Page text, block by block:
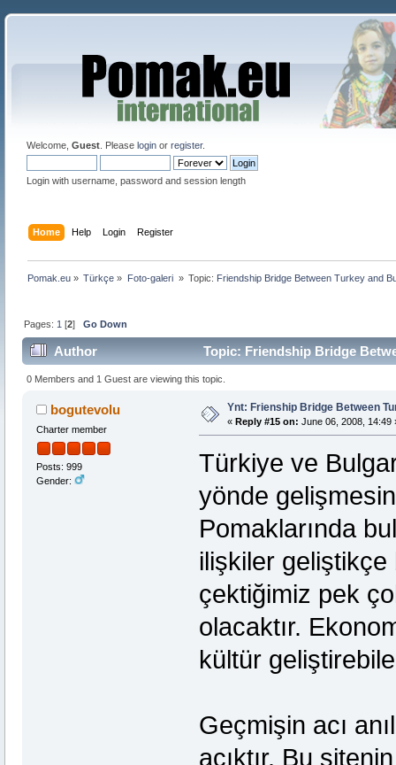
Welcome, Guest. Please loginor register.
Login with username, password and session length
Home Help Login Register
Pomak.eu » Türkçe » Foto-galeri » Topic: Friendship Bridge Between Turkey and
Pages: 1 [2]Go Down
Author Topic: Friendship Bridge
0 Members and 1 Guest are viewing this topic.
bogutevolu
Charter member
Posts: 999
Gender:
Ynt: Frienship Bridge Between
« Reply #15 on: June 06, 2008, 14:49
Türkiye ve
yönde
Pomaklarında
ilişkiler
çektiğimiz pek
olacaktır.
kültür
Geçmişin acı
açıktır. Bu